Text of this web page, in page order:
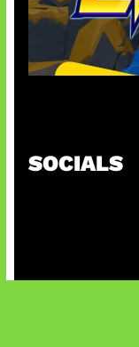
SOCIALS